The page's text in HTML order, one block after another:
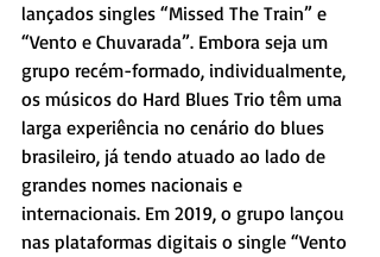
lançados singles “Missed The Train” e
“Vento e Chuvarada”. Embora seja um
grupo recém-formado, individualmente,
os músicos do Hard Blues Trio têm uma
larga experiência no cenário do blues
brasileiro, já tendo atuado ao lado de
grandes nomes nacionais e
internacionais. Em 2019, o grupo lançou
nas plataformas digitais o single “Vento